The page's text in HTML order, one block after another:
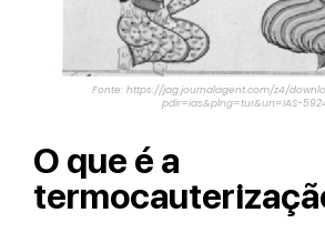
Fonte: https://jag.journalagent.com/z4/
pdir=ias&plng=tur&un=IAS-
O que é a